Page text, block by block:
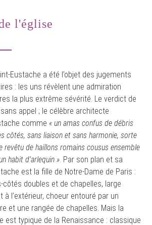
l'église
Eustache a été l’objet des jugements
: les uns révèlent une admiration
la plus extrême sévérité. Le verdict de
appel ; le célèbre architecte
comme « un amas confus de débris
côtés, sans liaison et sans harmonie, sorte
revêtu de haillons romains cousus ensemble
habit d’arlequin ». Par son plan et sa
est la fille de Notre-Dame de Paris :
côtés doubles et de chapelles, large
l’extérieur, choeur entouré par un
et une rangée de chapelles. Mais la
est typique de la Renaissance : classique